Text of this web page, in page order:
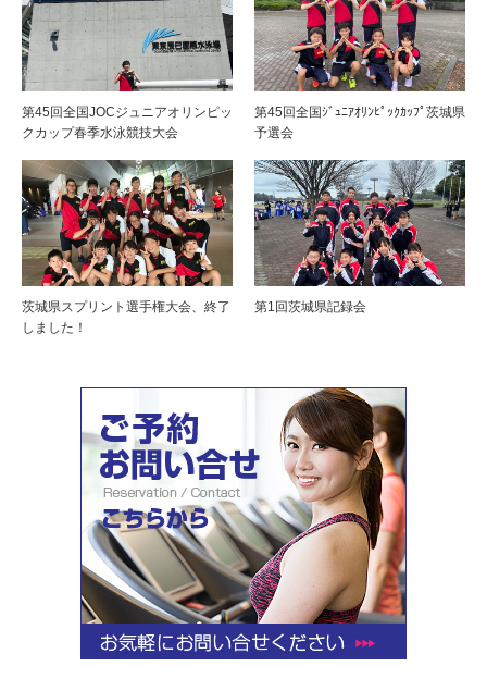
第45回全国JOCジュニアオリンピッ
クカップ春季水泳競技大会
第45回全国ｼﾞｭﾆｱｵﾘﾝﾋﾟｯｸｶｯﾌﾟ茨城県
予選会
茨城県スプリント選手権大会、終了
しました！
第1回茨城県記録会